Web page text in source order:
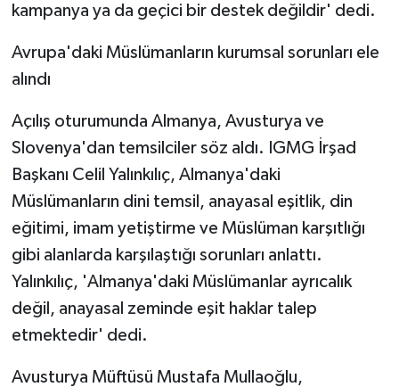
kampanya ya da geçici bir destek değildir' dedi.
Avrupa'daki Müslümanların kurumsal sorunları ele
alındı
Açılış oturumunda Almanya, Avusturya ve
Slovenya'dan temsilciler söz aldı. IGMG İrşad
Başkanı Celil Yalınkılıç, Almanya'daki
Müslümanların dini temsil, anayasal eşitlik, din
eğitimi, imam yetiştirme ve Müslüman karşıtlığı
gibi alanlarda karşılaştığı sorunları anlattı.
Yalınkılıç, 'Almanya'daki Müslümanlar ayrıcalık
değil, anayasal zeminde eşit haklar talep
etmektedir' dedi.
Avusturya Müftüsü Mustafa Mullaoğlu,